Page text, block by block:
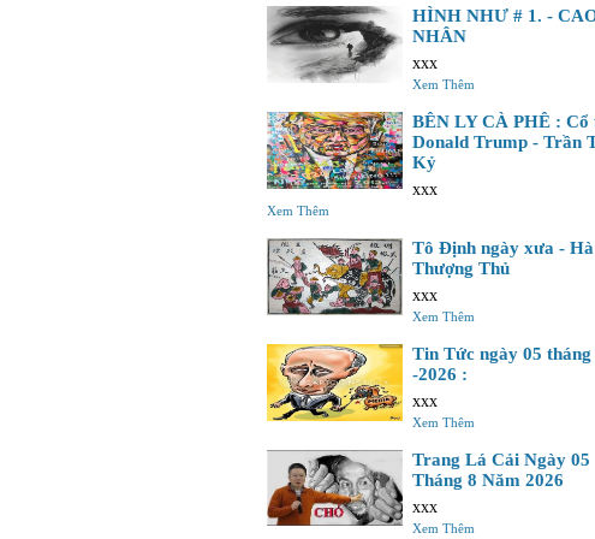
HÌNH NHƯ # 1. -
NHÂN
xxx
Xem Thêm
BÊN LY CÀ PHÊ : Cổ
Donald Trump - Trần
Kỷ
xxx
Xem Thêm
Tô Định ngày xưa - Hà
Thượng Thủ
xxx
Xem Thêm
Tin Tức ngày 05 tháng
-2026 :
xxx
Xem Thêm
Trang Lá Cải Ngày 05
Tháng 8 Năm 2026
xxx
Xem Thêm